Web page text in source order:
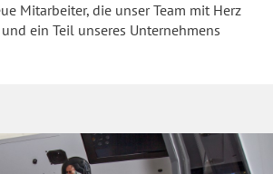
Mitarbeiter, die unser Team mit Herz
ein Teil unseres Unternehmens